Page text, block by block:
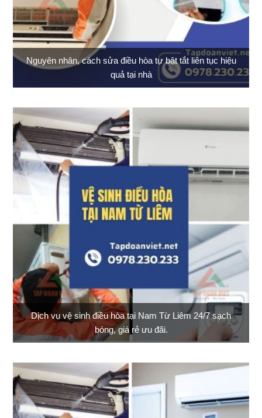
Nguyên nhân, cách sửa điều hòa tự bật tắt liên tục hiệu
quả tại nhà
Dịch vụ vệ sinh điều hòa tại Nam Từ Liêm 24/7 sạch
bóng, giá rẻ ưu đãi.